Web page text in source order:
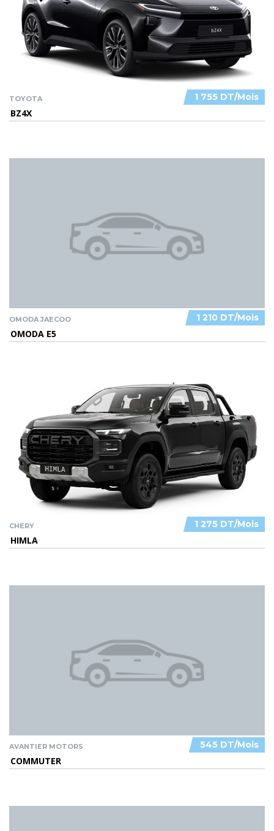
1 755 DT/Mois
TOYOTA
BZ4X
1 210 DT/Mois
OMODA JAECOO
OMODA E5
1 275 DT/Mois
CHERY
HIMLA
545 DT/Mois
AVANTIER MOTORS
COMMUTER